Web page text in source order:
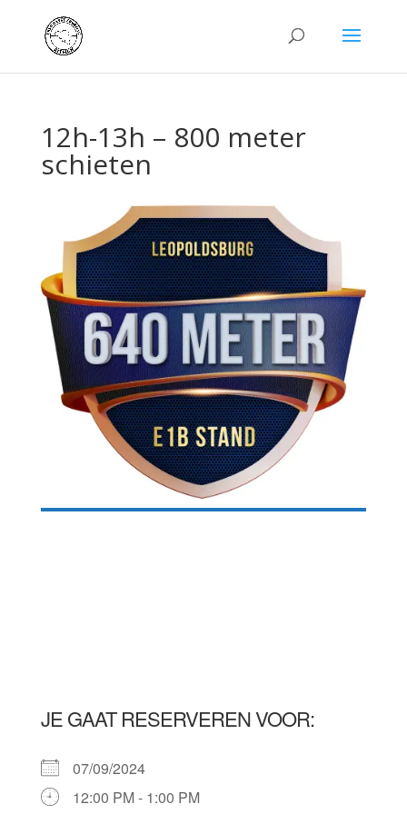
12h-13h – 800 meter
schieten
JE GAAT RESERVEREN VOOR:
07/09/2024
12:00 PM - 1:00 PM